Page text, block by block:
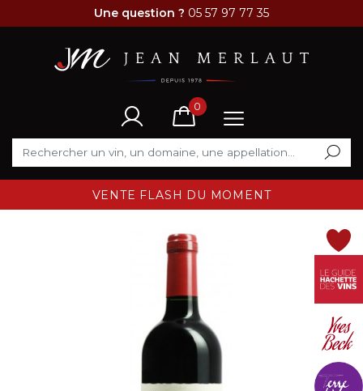
Une question ? 05 57 97 77 35
0
VENTE FLASH DU MOMENT